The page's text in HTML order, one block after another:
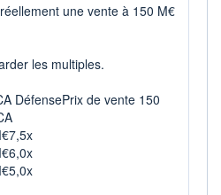
une vente à 150 M€
les multiples.
DéfensePrix de vente 150